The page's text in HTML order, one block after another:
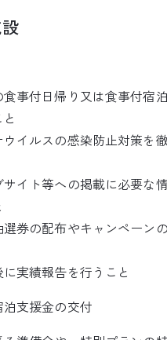
事付日帰り又は食事付宿
イルスの感染防止対策を
イト等への掲載に必要な
券の配布やキャンペーン
実績報告を行うこと
支援金の交付